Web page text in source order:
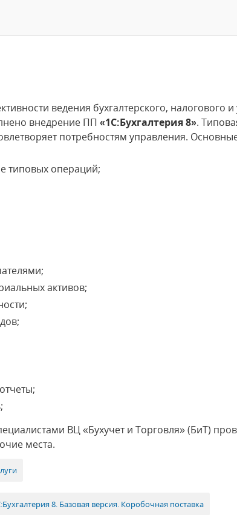
ведения бухгалтерского, налогового и
внедрение ПП«1С:Бухгалтерия 8».
потребностям управления.
типовых операций;
активов;
ВЦ «Бухучет и Торговля» (БиТ)
места.
8. Базовая версия. Коробочная поставка